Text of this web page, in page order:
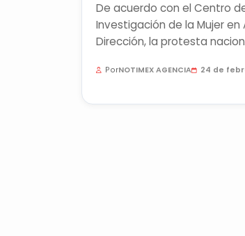
De acuerdo con el Centro
Investigación de la Mujer en
Dirección, la protesta
empresas...
PorNOTIMEX AGENCIA 24 de